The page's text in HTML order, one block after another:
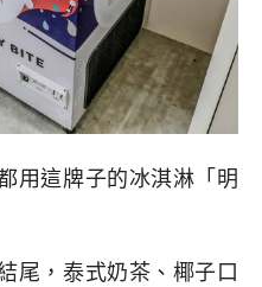
用這牌子的冰淇淋「明
尾，泰式奶茶、椰子口